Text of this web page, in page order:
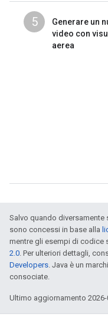
5
Generare un
video con
aerea
Salvo quando
sono concessi in base alla
mentre gli esempi di codice
2.0 . Per ulteriori dettagli,
Developers . Java è un
consociate.
Ultimo aggiornamento 2026-